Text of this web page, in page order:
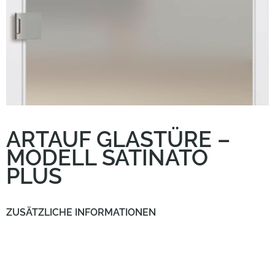
ARTAUF GLASTÜRE –
MODELL SATINATO
PLUS
ZUSÄTZLICHE INFORMATIONEN